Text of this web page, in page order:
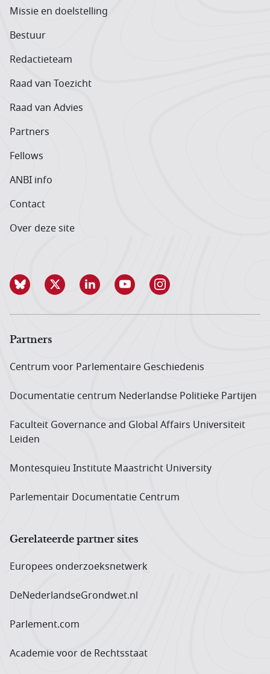
Missie en doelstelling
Bestuur
Redactieteam
Raad van Toezicht
Raad van Advies
Partners
Fellows
ANBI info
Contact
Over deze site
Partners
Centrum voor Parlementaire Geschiedenis
Documentatie centrum Neder­landse Politieke Partijen
Faculteit Governance and Global Affairs Universiteit
Leiden
Montesquieu Institute Maastricht University
Parlementair Documentatie Centrum
Gerelateerde partner sites
Europees onderzoeks­netwerk
DeNederlandseGrondwet.nl
Parlement.com
Academie voor de Rechtsstaat